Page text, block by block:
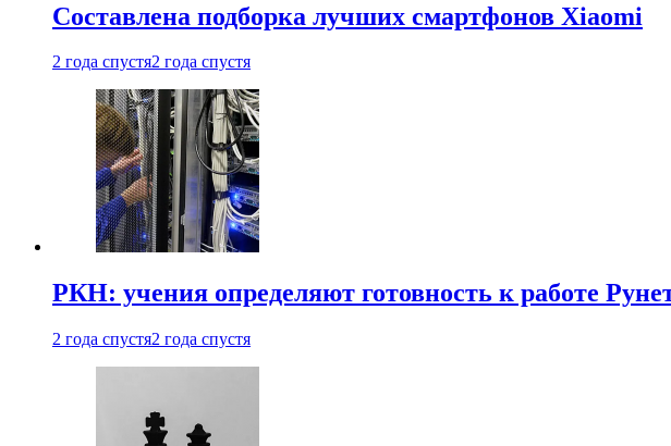
Составлена подборка лучших смартфонов Xiaomi
2 года спустя2 года спустя
РКН: учения определяют готовность к работе
2 года спустя2 года спустя